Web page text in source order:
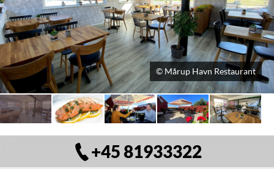
© Mårup Havn Restaurant
+45 81933322